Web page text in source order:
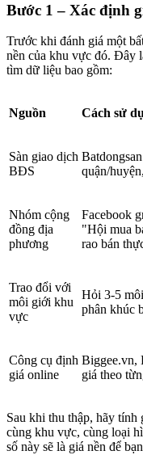
Bước 1 – Xác định
Trước khi đánh giá một
nền của khu vực đó. Đây
tìm dữ liệu bao gồm:
Nguồn Cách sử
Sàn giao dịch
BĐS
quận/
Nhóm cộng
đồng địa
phương
Facebook
"Hội mua
rao bán
Trao đổi với
môi giới khu
vực
Hỏi 3-5
phân khúc
Công cụ định
giá online
Biggee.vn,
giá theo
Sau khi thu thập, hãy tính
cùng khu vực, cùng loại
số này sẽ là giá nền để